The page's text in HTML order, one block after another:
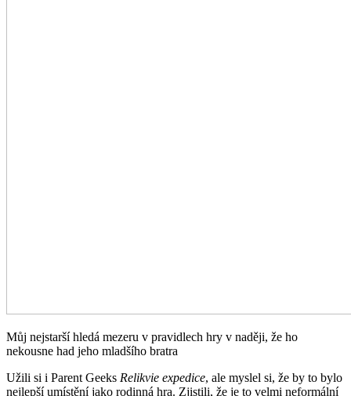
Můj nejstarší hledá mezeru v pravidlech hry v naději, že ho
nekousne had jeho mladšího bratra
Užili si i Parent Geeks Relikvie expedice, ale myslel si, že by to bylo
nejlepší umístění jako rodinná hra. Zjistili, že je to velmi neformální